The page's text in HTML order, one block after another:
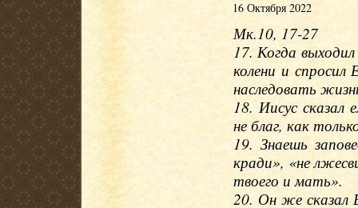
16 Октября 2022
Мк.10, 17-27
17. Когда
колени и
наследовать
18. Иисус
не благ, как
19. Знаешь
кради», «не
твоего и мать».
20. Он же сказал